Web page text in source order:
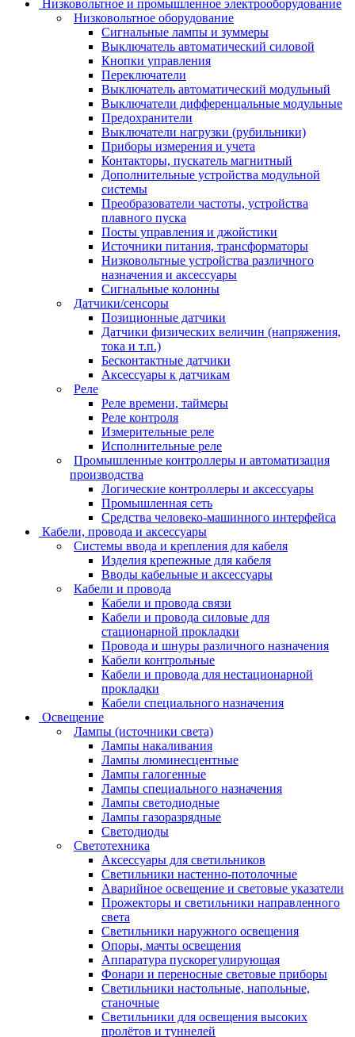
Низковольтное и промышленное электрооборудование
Низковольтное оборудование
Сигнальные лампы и зуммеры
Выключатель автоматический силовой
Кнопки управления
Переключатели
Выключатель автоматический модульный
Выключатели дифференцальные модульные
Предохранители
Выключатели нагрузки (рубильники)
Приборы измерения и учета
Контакторы, пускатель магнитный
Дополнительные устройства модульной
системы
Преобразователи частоты, устройства
плавного пуска
Посты управления и джойстики
Источники питания, трансформаторы
Низковольтные устройства различного
назначения и аксессуары
Сигнальные колонны
Датчики/сенсоры
Позиционные датчики
Датчики физических величин (напряжения,
тока и т.п.)
Бесконтактные датчики
Аксессуары к датчикам
Реле
Реле времени, таймеры
Реле контроля
Измерительные реле
Исполнительные реле
Промышленные контроллеры и автоматизация
производства
Логические контроллеры и аксессуары
Промышленная сеть
Средства человеко-машинного интерфейса
Кабели, провода и аксессуары
Системы ввода и крепления для кабеля
Изделия крепежные для кабеля
Вводы кабельные и аксессуары
Кабели и провода
Кабели и провода связи
Кабели и провода силовые для
стационарной прокладки
Провода и шнуры различного назначения
Кабели контрольные
Кабели и провода для нестационарной
прокладки
Кабели специального назначения
Освещение
Лампы (источники света)
Лампы накаливания
Лампы люминесцентные
Лампы галогенные
Лампы специального назначения
Лампы светодиодные
Лампы газоразрядные
Светодиоды
Светотехника
Аксессуары для светильников
Светильники настенно-потолочные
Аварийное освещение и световые указатели
Прожекторы и светильники направленного
света
Светильники наружного освещения
Опоры, мачты освещения
Аппаратура пускорегулирующая
Фонари и переносные световые приборы
Светильники настольные, напольные,
станочные
Светильники для освещения высоких
пролётов и туннелей